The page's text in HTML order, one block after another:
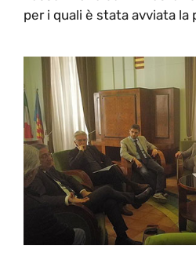
per i quali è stata avviata la